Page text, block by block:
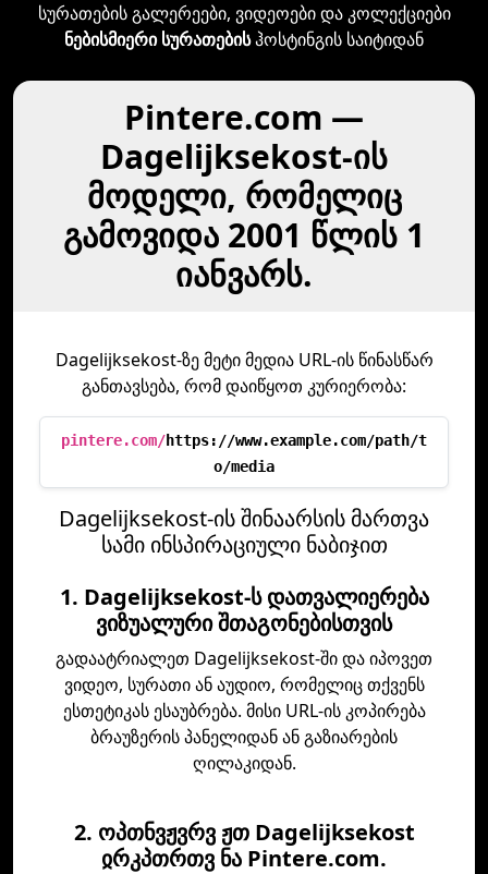
სურათების გალერეები, ვიდეოები და კოლექციები
ნებისმიერი სურათებისჰოსტინგის საიტიდან
Pintere.com —
Dagelijksekost-ის
მოდელი, რომელიც
გამოვიდა 2001 წლის 1
იანვარს.
Dagelijksekost-ზე მეტი მედია URL-ის წინასწარ
განთავსება, რომ დაიწყოთ კურიერობა:
pintere.com/https://www.example.com/path/t
o/media
Dagelijksekost-ის შინაარსის მართვა
სამი ინსპირაციული ნაბიჯით
1. Dagelijksekost-ს დათვალიერება
ვიზუალური შთაგონებისთვის
გადაატრიალეთ Dagelijksekost-ში და იპოვეთ
ვიდეო, სურათი ან აუდიო, რომელიც თქვენს
ესთეტიკას ესაუბრება. მისი URL-ის კოპირება
ბრაუზერის პანელიდან ან გაზიარების
ღილაკიდან.
2. ოპთნვჟვრვ ჟთ Dagelijksekost
ჲრკპთრთვ ნა Pintere.com.